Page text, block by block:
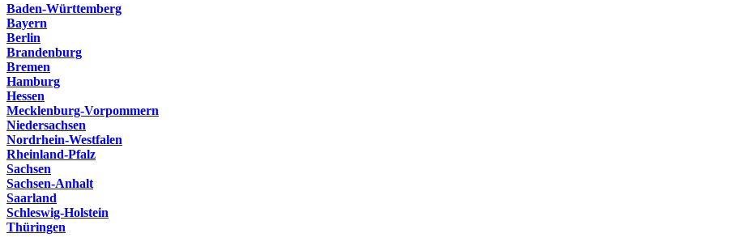
Baden-Württemberg
Bayern
Berlin
Brandenburg
Bremen
Hamburg
Hessen
Mecklenburg-Vorpommern
Niedersachsen
Nordrhein-Westfalen
Rheinland-Pfalz
Sachsen
Sachsen-Anhalt
Saarland
Schleswig-Holstein
Thüringen